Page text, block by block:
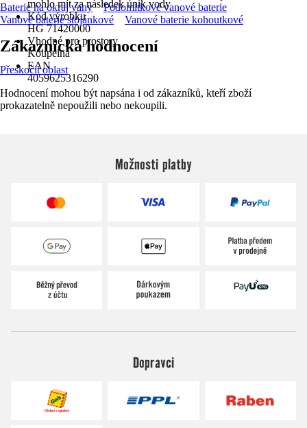
mohlo mít za následek únik vody
Kód výrobku
HG 71420000
Vhodné pro prostory
Koupelna
EAN
4059625316290
Baterie na okraj vany
Podomítkové vanové baterie
Vanové baterie stojánkové
Vanové baterie kohoutkové
Zákaznická hodnocení
Přeskočit oblast
Hodnocení mohou být napsána i od zákazníků, kteří zboží
prokazatelně nepoužili nebo nekoupili.
Možnosti platby
Dopravci